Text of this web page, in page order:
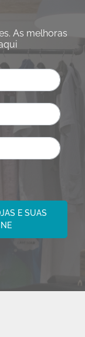
As melhoras
E SUAS